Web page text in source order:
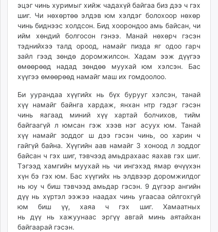
itoim.mn
tumen.mn
shuum.mn
times.mn
tvmongolia.mn
mass.mn
unegui.mn
assa.mn
toim.mn
tac.mn
paparazzi.mn
unread.today
эцэг чинь хуримыг хийж чадахүй байгаа биз дээ ч гэх
шиг. Чи нөхөртөө элдэв юм хэлдэг болохоор нөхөр
чинь биднээс холдсон. Бид хоорондоо амь байсан, чи
ийм хөндий болгосон гэнээ. Манай нөхөрч гэсэн
тэднийхээ талд ороод, намайг пизда яг одоо гарч
зайл гээд зөндө доромжилсон. Хадам ээж дүүгээ
өмөөрөөд надад зөндөө муухай юм хэлсэн. Бас
хүүгээ өмөөрөөд намайг маш их гомдоолоо.
Би уурандаа хүүгийх нь бүх бурууг хэлсэн, танай
хүү намайг байнга хардаж, янхан нтр гэдэг гэсэн
чинь яагаад миний хүү хартай болчихов, тийм
байгаагүй л юмсан гэж хээв нэг асуух юм. Танай
хүү намайг зоддог ш дээ гэсэн чинь, оо харин ч
гайгүй байна. Хүүгийн аав намайг 3 хоноод л зоддог
байсан ч гэх шиг, тэвчээд амьдрахаас яахав гэх шиг.
Тэгээд хамгийн муухай нь чи ингэхэд ямар өчүүхэн
хүн бэ гэх юм. Бас хүүгийх нь элдвээр доромжилдог
нь юу ч биш тэвчээд амьдар гэсэн. 9 дүгээр ангийн
дүү нь хүртэл ээжээ наадах чинь угаасаа ойлгохгүй
юм биш үү, хаяа ч гэх шиг. Хамаатных
нь дүү нь хажуунаас эргүү авгай минь аятайхан
байгаарай гэсэн.